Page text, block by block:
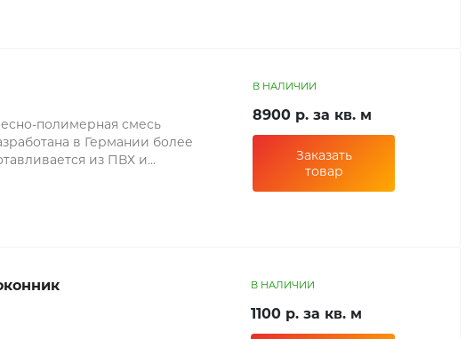
полимерная смесь
в Германии более
из ПВХ и
В НАЛИЧИИ
8900 р. за кв. м
Заказать
товар
В НАЛИЧИИ
1100 р. за кв. м